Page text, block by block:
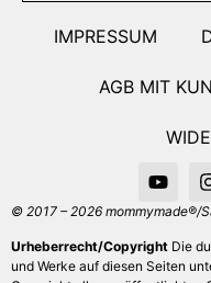
IMPRESSUM
AGB MIT
© 2017 – 2026 mommymade®/
Urheberrecht/Copyright Die
und Werke auf diesen Seiten